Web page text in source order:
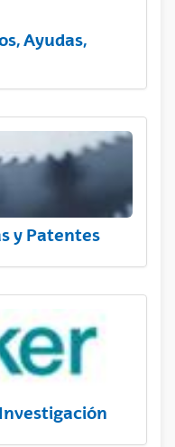
Ayudas,
y Patentes